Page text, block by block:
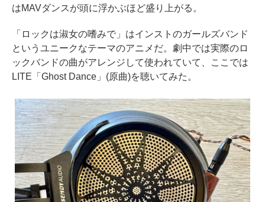
はMAVダンスが頭に浮かぶほど盛り上がる。
「ロックは淑女の嗜みで」はインストのガールズバンド
というユニークなテーマのアニメだ。劇中では実際のロ
ックバンドの曲がアレンジして使われていて、ここでは
LITE「Ghost Dance」(原曲)を聴いてみた。